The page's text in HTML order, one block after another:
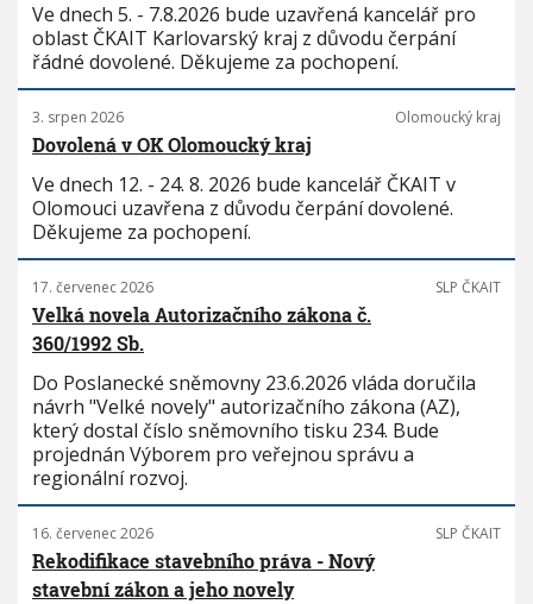
Ve dnech 5. - 7.8.2026 bude uzavřená kancelář pro
oblast ČKAIT Karlovarský kraj z důvodu čerpání
řádné dovolené. Děkujeme za pochopení.
3. srpen 2026 Olomoucký kraj
Dovolená v OK Olomoucký kraj
Ve dnech 12. - 24. 8. 2026 bude kancelář ČKAIT v
Olomouci uzavřena z důvodu čerpání dovolené.
Děkujeme za pochopení.
17. červenec 2026 SLP ČKAIT
Velká novela Autorizačního zákona č.
360/1992 Sb.
Do Poslanecké sněmovny 23.6.2026 vláda doručila
návrh "Velké novely" autorizačního zákona (AZ),
který dostal číslo sněmovního tisku 234. Bude
projednán Výborem pro veřejnou správu a
regionální rozvoj.
16. červenec 2026 SLP ČKAIT
Rekodifikace stavebního práva - Nový
stavební zákon a jeho novely